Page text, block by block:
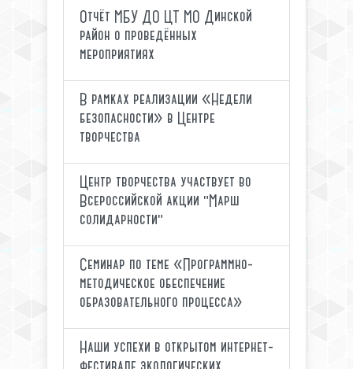
Отчёт МБУ ДО ЦТ МО Динской
район о проведённых
мероприятиях
В рамках реализации «Недели
безопасности» в Центре
творчества
Центр творчества участвует во
Всероссийской акции "Марш
солидарности"
Семинар по теме «Программно-
методическое обеспечение
образовательного процесса»
Наши успехи в открытом интернет-